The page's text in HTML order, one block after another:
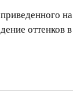
на
оттенков в